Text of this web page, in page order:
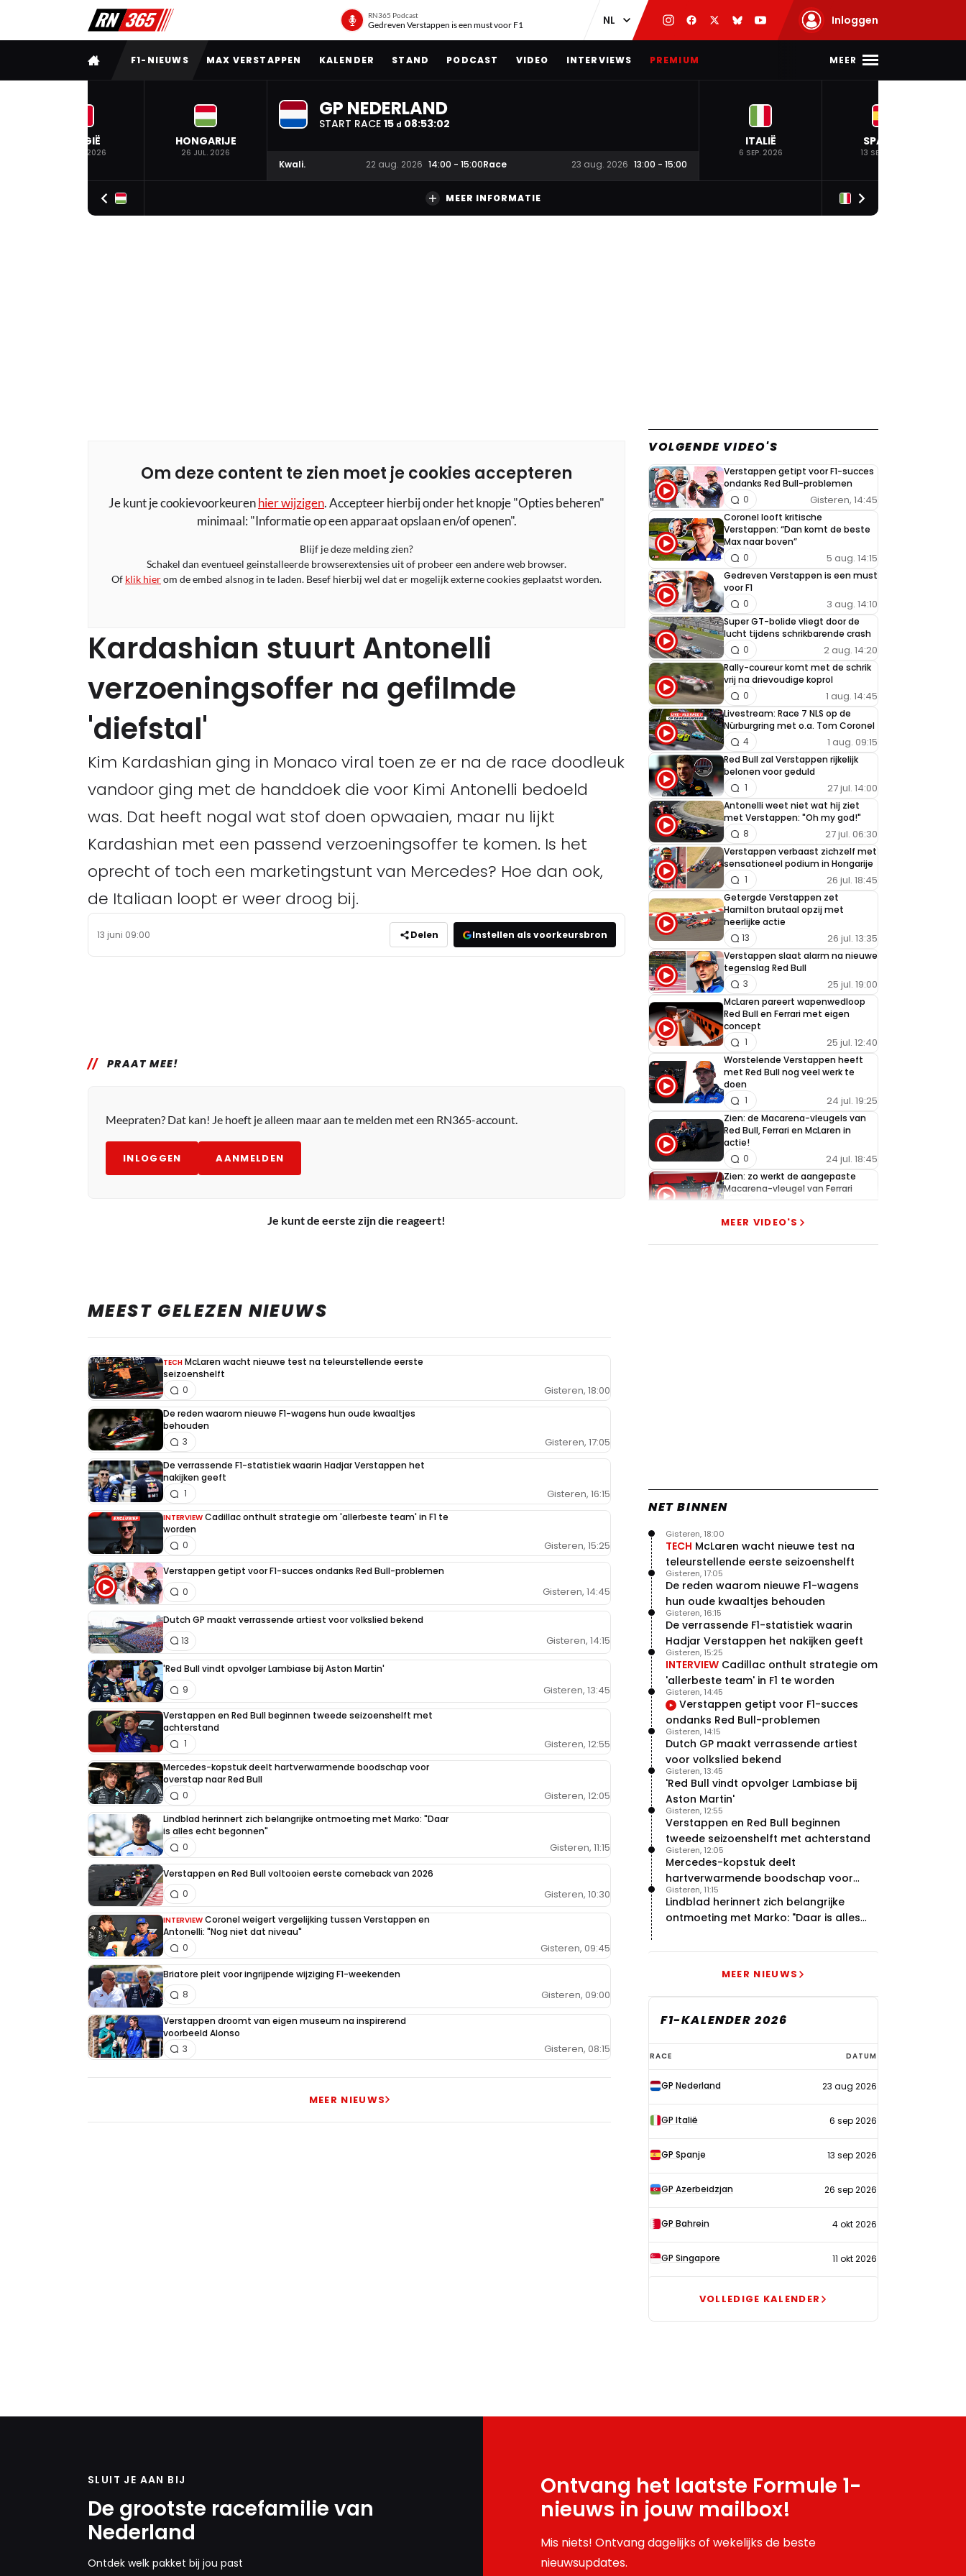
RN365 Podcast
Gedreven Verstappen is een must voor F1 Inloggen
VOLLEDIG MENU
F1-NIEUWS MAX VERSTAPPEN KALENDER STAND PODCAST VIDEO INTERVIEWS PREMIUM MEER
BELGIË
19 JUL. 2026
HONGARIJE
26 JUL. 2026
GP NEDERLAND
START RACE 15 d 08:53:01
Kwali. 22 aug. 2026 14:00 - 15:00Race 23 aug. 2026 13:00 - 15:00
ITALIË
6 SEP. 2026
SPANJE
13 SEP. 2026
MEER INFORMATIE
Om deze content te zien moet je cookies accepteren
Je kunt je cookievoorkeurenhier wijzigen. Accepteer hierbij onder het knopje "Opties beheren"
minimaal: "Informatie op een apparaat opslaan en/of openen".
Blijf je deze melding zien?
Schakel dan eventueel geinstalleerde browserextensies uit of probeer een andere web browser.
Of klik hierom de embed alsnog in te laden. Besef hierbij wel dat er mogelijk externe cookies geplaatst worden.
Kardashian stuurt Antonelli
verzoeningsoffer na gefilmde
'diefstal'
Kim Kardashian ging in Monaco viral toen ze er na de race doodleuk
vandoor ging met de handdoek die voor Kimi Antonelli bedoeld
was. Dat heeft nogal wat stof doen opwaaien, maar nu lijkt
Kardashian met een passend verzoeningsoffer te komen. Is het
oprecht of toch een marketingstunt van Mercedes? Hoe dan ook,
de Italiaan loopt er weer droog bij.
13 juni 09:00 Delen Instellen als voorkeursbron
PRAAT MEE!
Meepraten? Dat kan! Je hoeft je alleen maar aan te melden met een RN365-account.
INLOGGEN AANMELDEN
Je kunt de eerste zijn die reageert!
VOLGENDE VIDEO'S
Verstappen getipt voor F1-succes
ondanks Red Bull-problemen
Gisteren, 14:45
0
Coronel looft kritische
Verstappen: “Dan komt de beste
Max naar boven”
5 aug. 14:15
0
Gedreven Verstappen is een must
voor F1
3 aug. 14:10
0
Super GT-bolide vliegt door de
lucht tijdens schrikbarende crash
2 aug. 14:20
0
Rally-coureur komt met de schrik
vrij na drievoudige koprol
1 aug. 14:45
0
Livestream: Race 7 NLS op de
Nürburgring met o.a. Tom Coronel
1 aug. 09:15
4
Red Bull zal Verstappen rijkelijk
belonen voor geduld
27 jul. 14:00
1
Antonelli weet niet wat hij ziet
met Verstappen: "Oh my god!"
27 jul. 06:30
8
Verstappen verbaast zichzelf met
sensationeel podium in Hongarije
26 jul. 18:45
1
Getergde Verstappen zet
Hamilton brutaal opzij met
heerlijke actie
26 jul. 13:35
13
Verstappen slaat alarm na nieuwe
tegenslag Red Bull
25 jul. 19:00
3
McLaren pareert wapenwedloop
Red Bull en Ferrari met eigen
concept
25 jul. 12:40
1
Worstelende Verstappen heeft
met Red Bull nog veel werk te
doen
24 jul. 19:25
1
Zien: de Macarena-vleugels van
Red Bull, Ferrari en McLaren in
actie!
24 jul. 18:45
0
Zien: zo werkt de aangepaste
Macarena-vleugel van Ferrari
23 jul. 19:00
3
Verstappen geeft goed nieuws
MEER VIDEO'S
MEEST GELEZEN NIEUWS
TECH McLaren wacht nieuwe test na teleurstellende eerste
seizoenshelft
Gisteren, 18:00
0
De reden waarom nieuwe F1-wagens hun oude kwaaltjes
behouden
Gisteren, 17:05
3
De verrassende F1-statistiek waarin Hadjar Verstappen het
nakijken geeft
Gisteren, 16:15
1
INTERVIEW Cadillac onthult strategie om 'allerbeste team' in F1 te
worden
Gisteren, 15:25
0
Verstappen getipt voor F1-succes ondanks Red Bull-problemen
Gisteren, 14:45
0
Dutch GP maakt verrassende artiest voor volkslied bekend
Gisteren, 14:15
13
'Red Bull vindt opvolger Lambiase bij Aston Martin'
Gisteren, 13:45
9
Verstappen en Red Bull beginnen tweede seizoenshelft met
achterstand
Gisteren, 12:55
1
Mercedes-kopstuk deelt hartverwarmende boodschap voor
overstap naar Red Bull
Gisteren, 12:05
0
Lindblad herinnert zich belangrijke ontmoeting met Marko: "Daar
is alles echt begonnen"
Gisteren, 11:15
0
Verstappen en Red Bull voltooien eerste comeback van 2026
Gisteren, 10:30
0
INTERVIEW Coronel weigert vergelijking tussen Verstappen en
Antonelli: "Nog niet dat niveau"
Gisteren, 09:45
0
Briatore pleit voor ingrijpende wijziging F1-weekenden
Gisteren, 09:00
8
Verstappen droomt van eigen museum na inspirerend
voorbeeld Alonso
Gisteren, 08:15
3
MEER NIEUWS
NET BINNEN
TECH McLaren wacht nieuwe test na
teleurstellende eerste seizoenshelft
Gisteren, 18:00
De reden waarom nieuwe F1-wagens
hun oude kwaaltjes behouden
Gisteren, 17:05
De verrassende F1-statistiek waarin
Hadjar Verstappen het nakijken geeft
Gisteren, 16:15
INTERVIEW Cadillac onthult strategie om
'allerbeste team' in F1 te worden
Gisteren, 15:25
Verstappen getipt voor F1-succes
ondanks Red Bull-problemen
Gisteren, 14:45
Dutch GP maakt verrassende artiest
voor volkslied bekend
Gisteren, 14:15
'Red Bull vindt opvolger Lambiase bij
Aston Martin'
Gisteren, 13:45
Verstappen en Red Bull beginnen
tweede seizoenshelft met achterstand
Gisteren, 12:55
Mercedes-kopstuk deelt
hartverwarmende boodschap voor
overstap naar Red Bull
Gisteren, 12:05
Lindblad herinnert zich belangrijke
ontmoeting met Marko: "Daar is alles
Gisteren, 11:15
MEER NIEUWS
F1-KALENDER 2026
F1-
kalender
2026
RACE DATUM
GP Nederland 23 aug 2026
GP Italië 6 sep 2026
GP Spanje 13 sep 2026
GP Azerbeidzjan 26 sep 2026
GP Bahrein 4 okt 2026
GP Singapore 11 okt 2026
VOLLEDIGE KALENDER
SLUIT JE AAN BIJ
De grootste racefamilie van
Nederland
Ontdek welk pakket bij jou past
Ontvang het laatste Formule 1-
nieuws in jouw mailbox!
Mis niets! Ontvang dagelijks of wekelijks de beste
nieuwsupdates.